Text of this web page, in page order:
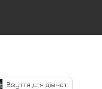
Взуття для дівчат